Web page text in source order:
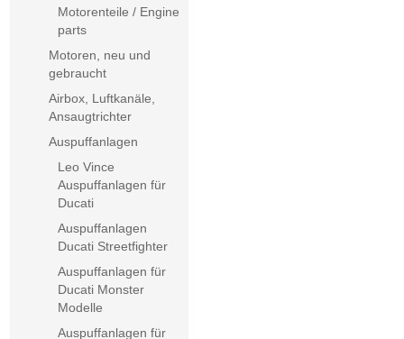
Motorenteile / Engine
parts
Motoren, neu und
gebraucht
Airbox, Luftkanäle,
Ansaugtrichter
Auspuffanlagen
Leo Vince
Auspuffanlagen für
Ducati
Auspuffanlagen
Ducati Streetfighter
Auspuffanlagen für
Ducati Monster
Modelle
Auspuffanlagen für